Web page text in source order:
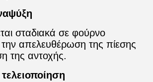
σταδιακά σε φούρνο
απελευθέρωση της πίεσης
της αντοχής.